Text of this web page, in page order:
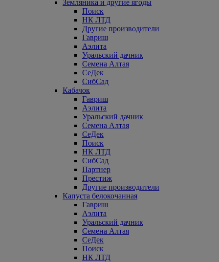
Земляника и другие ягоды
Поиск
НК ЛТД
Другие производители
Гавриш
Аэлита
Уральский дачник
Семена Алтая
СеДек
СибСад
Кабачок
Гавриш
Аэлита
Уральский дачник
Семена Алтая
СеДек
Поиск
НК ЛТД
СибСад
Партнер
Престиж
Другие производители
Капуста белокочанная
Гавриш
Аэлита
Уральский дачник
Семена Алтая
СеДек
Поиск
НК ЛТД